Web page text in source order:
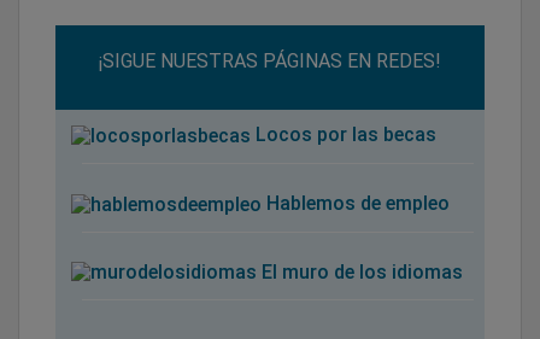
¡SIGUE NUESTRAS PÁGINAS EN REDES!
Locos por las becas
Hablemos de empleo
El muro de los idiomas